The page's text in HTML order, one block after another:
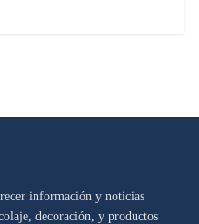
información y noticias
decoración, y productos